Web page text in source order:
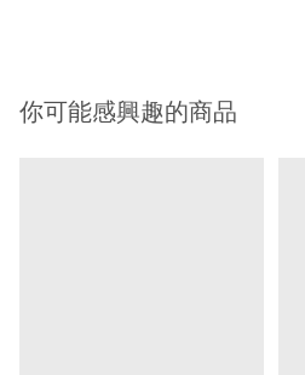
你可能感興趣的商品